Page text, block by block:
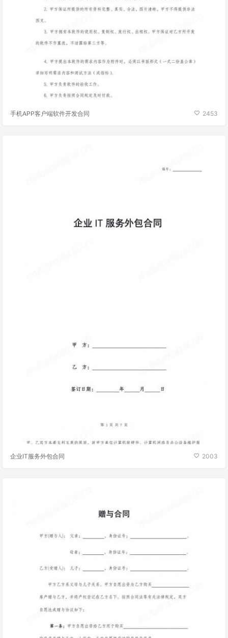
手机APP客户端软件开发合同 2453
企业IT服务外包合同 2003